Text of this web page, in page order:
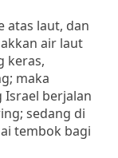
atas laut, dan
air laut
keras,
maka
berjalan
sedang di
tembok bagi